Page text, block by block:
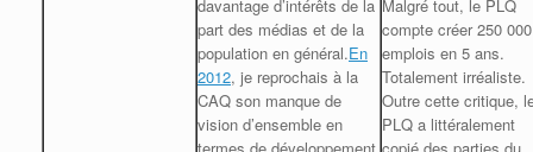
davantage d’intérêts de la
part des médias et de la
population en général.En
2012, je reprochais à la
CAQ son manque de
vision d’ensemble en
Malgré tout, le PLQ
compte créer 250 000
emplois en 5 ans.
Totalement irréaliste.
Outre cette critique,
PLQ a littéralement